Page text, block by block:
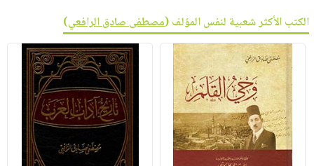
الكتب الأكثر شعبية لنفس المؤلف (مصطفى صادق الرافعي)